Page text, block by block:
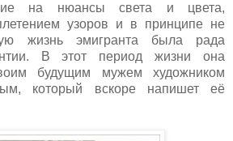
на нюансы света и цвета,
узоров и в принципе не
жизнь эмигранта была рада
В этот период жизни она
будущим мужем художником
который вскоре напишет её